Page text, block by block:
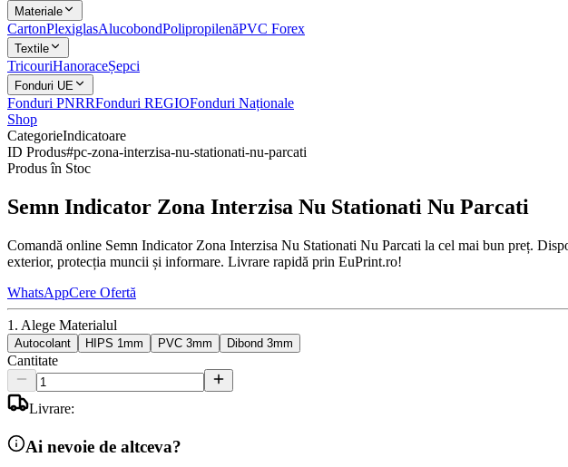
Materiale
CartonPlexiglasAlucobondPolipropilenăPVC Forex
Textile
TricouriHanoraceȘepci
Fonduri UE
Fonduri PNRRFonduri REGIOFonduri Naționale
Shop
CategorieIndicatoare
ID Produs#pc-zona-interzisa-nu-stationati-nu-parcati
Produs în Stoc
Semn Indicator Zona Interzisa Nu Stationati Nu Parcati
Comandă online Semn Indicator Zona Interzisa Nu Stationati Nu Parcati la cel mai bun preț.
exterior, protecția muncii și informare. Livrare rapidă prin EuPrint.ro!
WhatsAppCere Ofertă
1. Alege Materialul
Autocolant HIPS 1mm PVC 3mm Dibond 3mm
Cantitate
Livrare:
Ai nevoie de altceva?